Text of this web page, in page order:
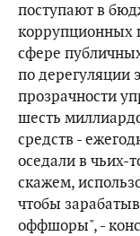
поступают в
коррупционных
сфере
по
прозрачности
шесть
средств -
оседали в чьих-
скажем,
чтобы
оффшоры", -